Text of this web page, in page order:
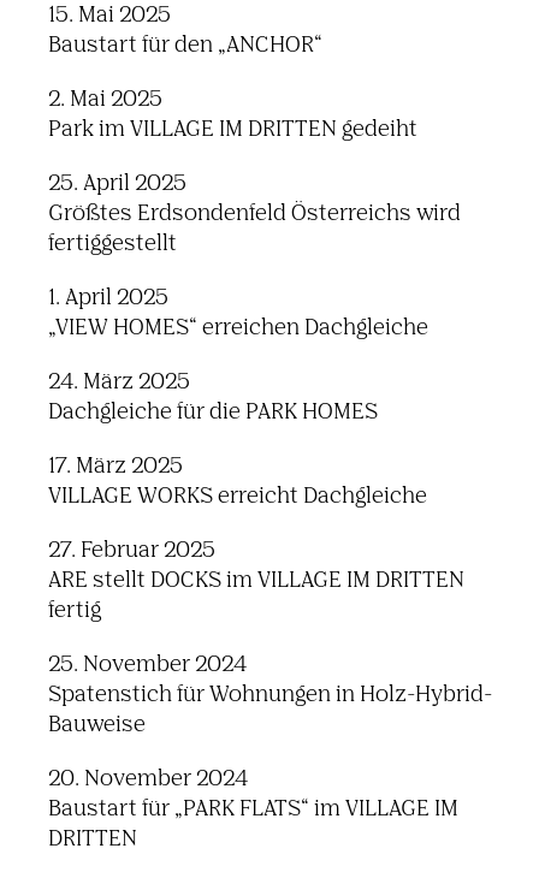
15. Mai 2025
Baustart für den „ANCHOR“
2. Mai 2025
Park im VILLAGE IM DRITTEN gedeiht
25. April 2025
Größtes Erdsondenfeld Österreichs wird
fertiggestellt
1. April 2025
„VIEW HOMES“ erreichen Dachgleiche
24. März 2025
Dachgleiche für die PARK HOMES
17. März 2025
VILLAGE WORKS erreicht Dachgleiche
27. Februar 2025
ARE stellt DOCKS im VILLAGE IM DRITTEN
fertig
25. November 2024
Spatenstich für Wohnungen in Holz-Hybrid-
Bauweise
20. November 2024
Baustart für „PARK FLATS“ im VILLAGE IM
DRITTEN